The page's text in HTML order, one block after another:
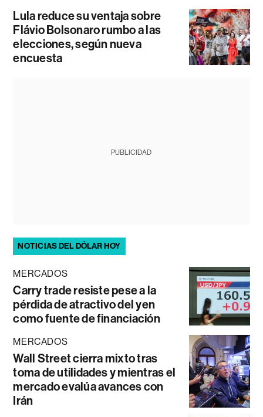
Lula reduce su ventaja sobre
Flávio Bolsonaro rumbo a las
elecciones, según nueva
encuesta
PUBLICIDAD
NOTICIAS DEL DÓLAR HOY
MERCADOS
Carry trade resiste pese a la
pérdida de atractivo del yen
como fuente de financiación
MERCADOS
Wall Street cierra mixto tras
toma de utilidades y mientras el
mercado evalúa avances con
Irán